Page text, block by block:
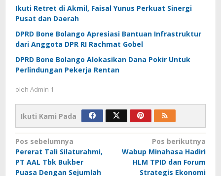
Ikuti Retret di Akmil, Faisal Yunus Perkuat Sinergi
Pusat dan Daerah
DPRD Bone Bolango Apresiasi Bantuan Infrastruktur
dari Anggota DPR RI Rachmat Gobel
DPRD Bone Bolango Alokasikan Dana Pokir Untuk
Perlindungan Pekerja Rentan
oleh Admin 1
Ikuti Kami Pada
Navigasi
pos
Pos sebelumnya
Pererat Tali Silaturahmi,
PT AAL Tbk Bukber
Puasa Dengan Sejumlah
Pos berikutnya
Wabup Minahasa Hadiri
HLM TPID dan Forum
Strategis Ekonomi